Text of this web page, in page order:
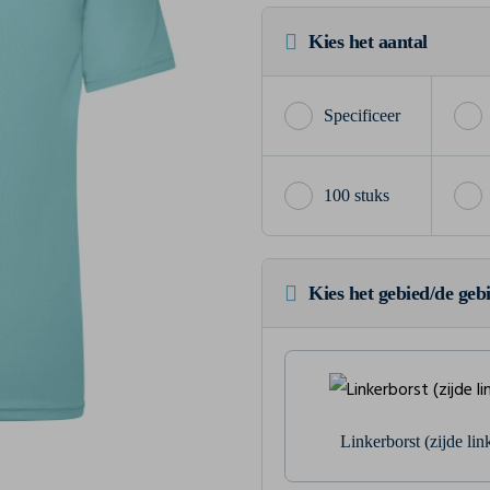
Kies het aantal
100 stuks
Kies het gebied/de
Linkerborst (zijde